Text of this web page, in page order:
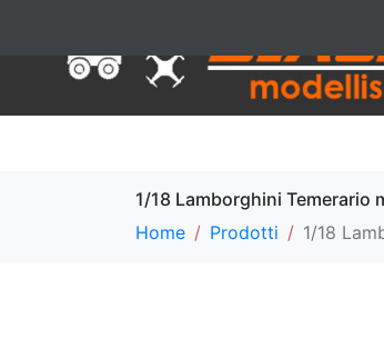
1/18 Lamborghini Temerario
Home
Prodotti 1/18